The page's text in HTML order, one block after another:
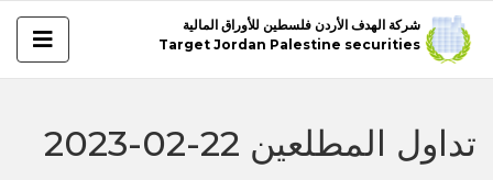
شركة الهدف الأردن فلسطين للأوراق المالية
Target Jordan Palestine securities
تداول المطلعين 22-02-2023